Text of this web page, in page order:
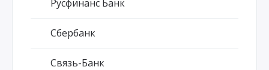
Русфинанс Банк
Сбербанк
Связь-Банк